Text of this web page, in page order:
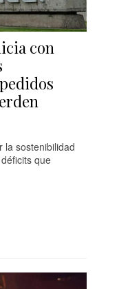
con
la sostenibilidad
que